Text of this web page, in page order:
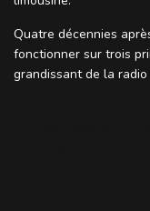
Quatre décennies
fonctionner sur trois
grandissant de la